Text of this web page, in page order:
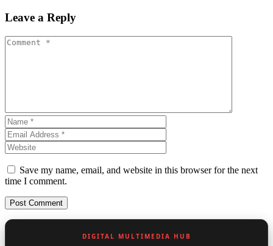
Leave a Reply
Save my name, email, and website in this browser for the next
time I comment.
DIGITAL MULTIMEDIA HUB